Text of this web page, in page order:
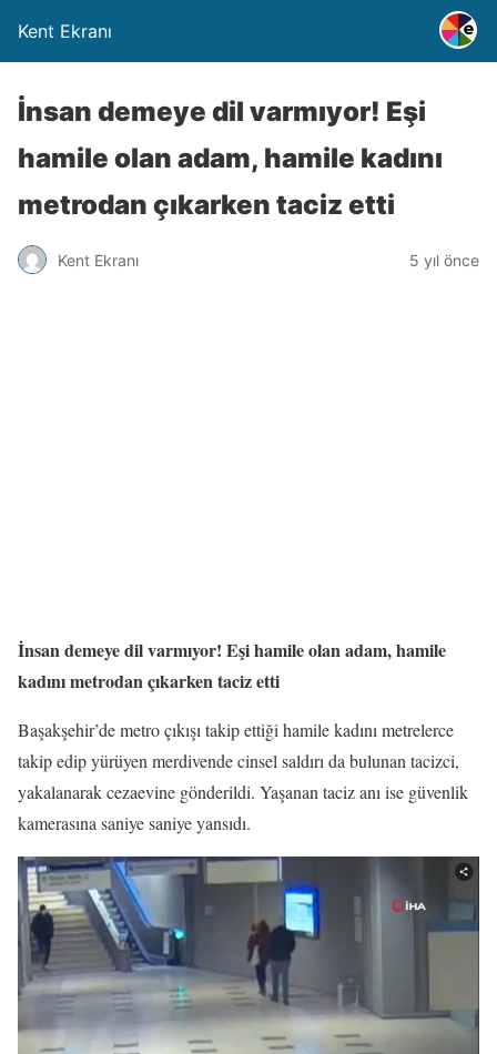
Kent Ekranı
İnsan demeye dil varmıyor! Eşi
hamile olan adam, hamile kadını
metrodan çıkarken taciz etti
Kent Ekranı 5 yıl önce
İnsan demeye dil varmıyor! Eşi hamile olan adam, hamile
kadını metrodan çıkarken taciz etti
Başakşehir’de metro çıkışı takip ettiği hamile kadını metrelerce
takip edip yürüyen merdivende cinsel saldırı da bulunan tacizci,
yakalanarak cezaevine gönderildi. Yaşanan taciz anı ise güvenlik
kamerasına saniye saniye yansıdı.